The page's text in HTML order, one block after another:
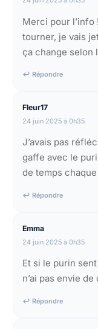
Merci pour l’info
tourner, je vais
ça change selon
↩ Répondre
Fleur17
24 juin 2025 à 0h35
J’avais pas
gaffe avec le
de temps
↩ Répondre
Emma
24 juin 2025 à 0h35
Et si le purin
n’ai pas envie
↩ Répondre